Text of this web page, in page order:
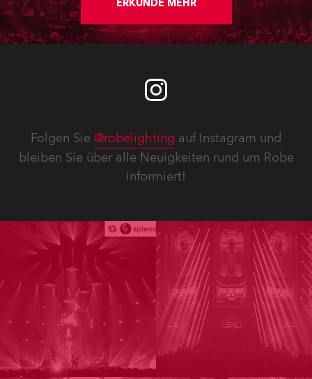
ERKUNDE MEHR
Folgen Sie @robelighting auf Instagram und
bleiben Sie über alle Neuigkeiten rund um Robe
informiert!